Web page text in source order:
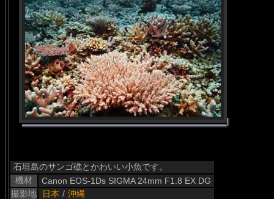
石垣島のサンゴ礁とかわいい小魚です。
機材
Canon EOS-1Ds SIGMA 24mm F1.8 EX DG
撮影地
日本 / 沖縄